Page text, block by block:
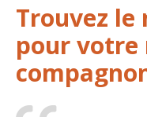
Trouvez
pour votre